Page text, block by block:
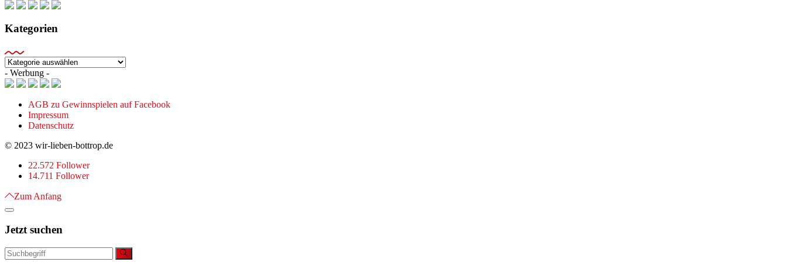
Kategorien
Kategorien
- Werbung -
AGB zu Gewinnspielen auf Facebook
Impressum
Datenschutz
© 2023 wir-lieben-bottrop.de
22.572 Follower
14.711 Follower
Zum Anfang
Jetzt suchen